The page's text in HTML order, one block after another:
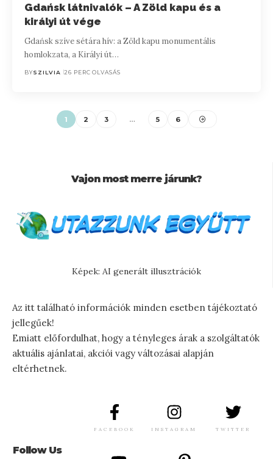
Gdańsk látnivalók – A Zöld kapu és a
királyi út vége
Gdańsk szíve sétára hív: a Zöld kapu monumentális
homlokzata, a Királyi út…
BYSZILVIA 26 PERC OLVASÁS
1 2 3 … 5 6
Vajon most merre járunk?
Képek: AI generált illusztrációk
Az itt található információk minden esetben tájékoztató
jellegűek!
Emiatt előfordulhat, hogy a tényleges árak a szolgáltatók
aktuális ajánlatai, akciói vagy változásai alapján
eltérhetnek.
Follow Us
FACEBOOK INSTAGRAM TWITTER